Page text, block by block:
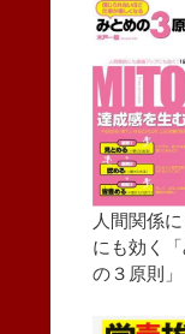
人間関係
にも効く
の３原則」